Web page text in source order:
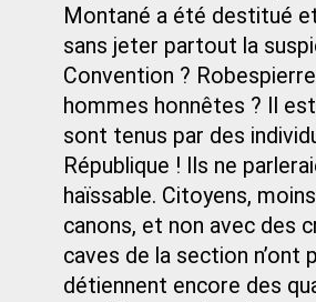
Montané a été destitué
sans jeter partout la
Convention ?
hommes honnêtes ? Il
sont tenus par des
République ! Ils ne
haïssable. Citoyens,
canons, et non avec des
caves de la section
détiennent encore des